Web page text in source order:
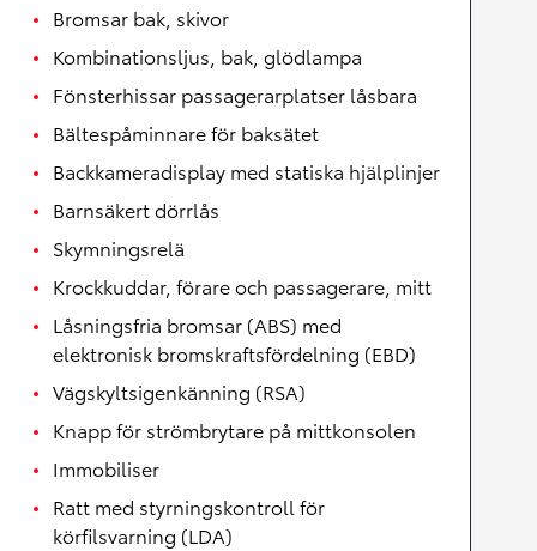
Bromsar bak, skivor
Kombinationsljus, bak, glödlampa
Fönsterhissar passagerarplatser låsbara
Bältespåminnare för baksätet
Backkameradisplay med statiska hjälplinjer
Barnsäkert dörrlås
Skymningsrelä
Krockkuddar, förare och passagerare, mitt
Låsningsfria bromsar (ABS) med
elektronisk bromskraftsfördelning (EBD)
Vägskyltsigenkänning (RSA)
Knapp för strömbrytare på mittkonsolen
Immobiliser
Ratt med styrningskontroll för
körfilsvarning (LDA)